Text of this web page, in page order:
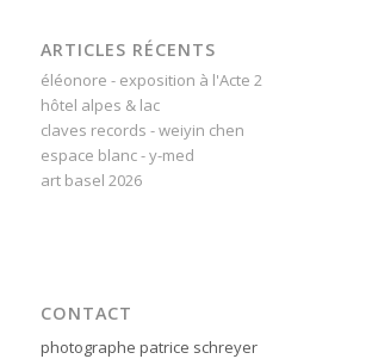
ARTICLES RÉCENTS
éléonore - exposition à l'Acte 2
hôtel alpes & lac
claves records - weiyin chen
espace blanc - y-med
art basel 2026
CONTACT
photographe patrice schreyer